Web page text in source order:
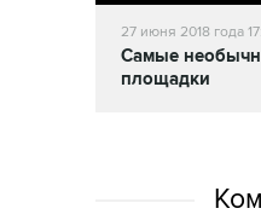
27 июня 2018 года
Самые
площадки